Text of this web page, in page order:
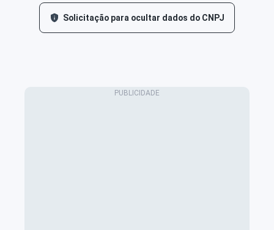
Solicitação para ocultar dados do CNPJ